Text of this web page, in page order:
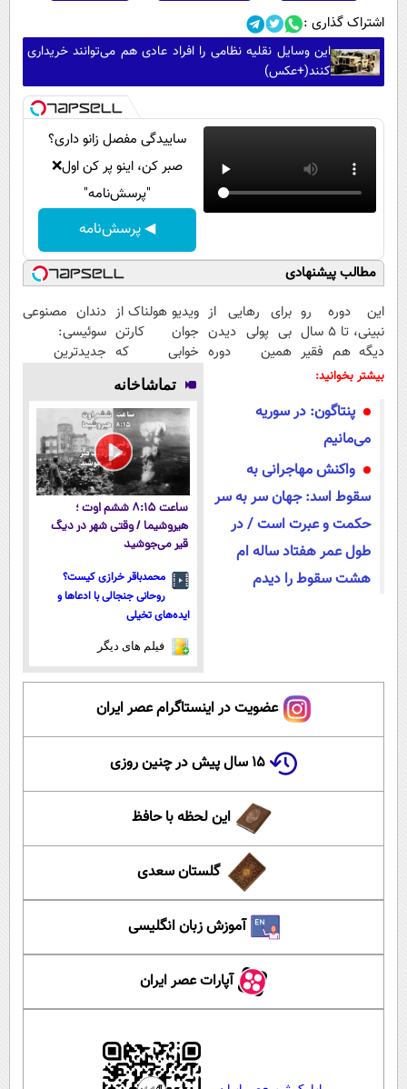
اشتراک گذاری :
این وسایل نقلیه نظامی را افراد عادی هم می‌توانند خریداری
کنند(+عکس)
ساییدگی مفصل زانو داری؟
صبر کن، اینو پر کن اول❌
"پرسش‌نامه"
◀ پرسش‌نامه
مطالب پیشنهادی
این دوره رو
نبینی، تا 5 سال
دیگه هم فقیر
می‌مونی! همین
کن
برای رهایی از
بی پولی دیدن
همین دوره
کن)
ویدیو هولناک از
جوان کارتن
خوابی که
میلیاردر شد.
آموزش رایگان
دندان مصنوعی
سوئیسی:
جدیدترین
پرداخت قسطی
بیشتر بخوانید:
پنتاگون: در سوریه
می‌مانیم
واکنش مهاجرانی به
سقوط اسد: جهان سر به سر
حکمت و عبرت است / در
طول عمر هفتاد ساله ام
هشت سقوط را دیدم
تماشاخانه
ساعت ۸:۱۵ ششم اوت ؛
هیروشیما / وقتی شهر در دیگ
قیر می‌جوشید
محمدباقر خرازی کیست؟
روحانی جنجالی با ادعاها و
ایده‌های تخیلی
فیلم های دیگر
عضویت در اینستاگرام عصر ایران
۱۵ سال پیش در چنین روزی
این لحظه با حافظ
گلستان سعدی
آموزش زبان انگلیسی
آپارات عصر ایران